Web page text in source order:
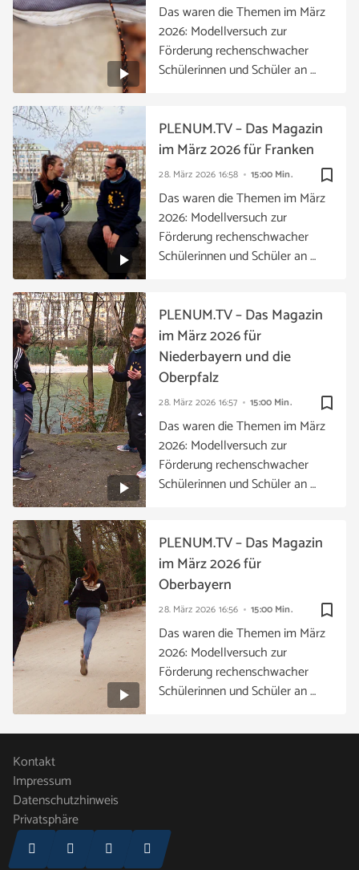
Das waren die Themen im März
2026: Modellversuch zur
Förderung rechenschwacher
Schülerinnen und Schüler an …
bookmark_border
28. März 2026 16:58 15:00 Min.
PLENUM.TV – Das Magazin
im März 2026 für Franken
Das waren die Themen im März
2026: Modellversuch zur
Förderung rechenschwacher
Schülerinnen und Schüler an …
bookmark_border
28. März 2026 16:57 15:00 Min.
PLENUM.TV – Das Magazin
im März 2026 für
Niederbayern und die
Oberpfalz
Das waren die Themen im März
2026: Modellversuch zur
Förderung rechenschwacher
Schülerinnen und Schüler an …
bookmark_border
28. März 2026 16:56 15:00 Min.
PLENUM.TV – Das Magazin
im März 2026 für
Oberbayern
Das waren die Themen im März
2026: Modellversuch zur
Förderung rechenschwacher
Schülerinnen und Schüler an …
Kontakt
Impressum
Datenschutzhinweis
Privatsphäre